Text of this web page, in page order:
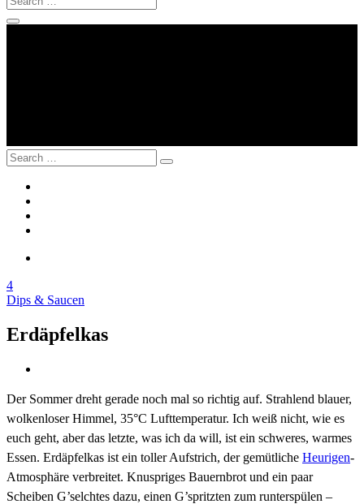
4
Dips & Saucen
Erdäpfelkas
Der Sommer dreht gerade noch mal so richtig auf. Strahlend blauer,
wolkenloser Himmel, 35°C Lufttemperatur. Ich weiß nicht, wie es
euch geht, aber das letzte, was ich da will, ist ein schweres, warmes
Essen. Erdäpfelkas ist ein toller Aufstrich, der gemütliche Heurigen-
Atmosphäre verbreitet. Knuspriges Bauernbrot und ein paar
Scheiben G’selchtes dazu, einen G’spritzten zum runterspülen –